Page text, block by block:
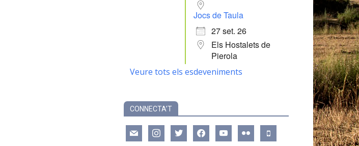
Jocs de Taula
27 set. 26
Els Hostalets de
Pierola
Veure tots els esdeveniments
CONNECTA’T
mail instagramtwitter facebookyoutube flickr mobile